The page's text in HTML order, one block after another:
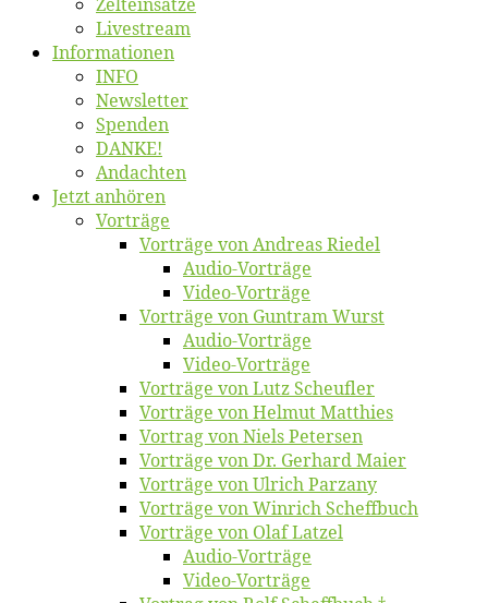
Live­stream
Informatio­nen
INFO
News­let­ter
Spen­den
DANKE!
An­dach­ten
Jetzt an­hö­ren
Vor­trä­ge
Vor­trä­ge von An­dre­as Riedel
Au­dio-Vor­trä­ge
Vi­deo-Vor­trä­ge
Vor­trä­ge von Gun­tram Wurst
Au­dio-Vor­trä­ge
Vi­deo-Vor­trä­ge
Vor­trä­ge von Lutz Scheufler
Vor­trä­ge von Hel­mut Matthies
Vor­trag von Niels Petersen
Vor­trä­ge von Dr. Ger­hard Maier
Vor­trä­ge von Ul­rich Parzany
Vor­trä­ge von Win­rich Scheffbuch
Vor­trä­ge von Olaf Latzel
Au­dio-Vor­trä­ge
Vi­deo-Vor­trä­ge